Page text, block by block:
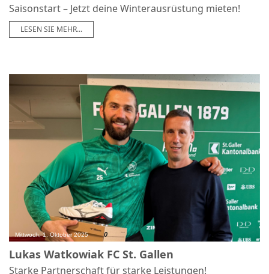
Saisonstart – Jetzt deine Winterausrüstung mieten!
LESEN SIE MEHR...
Mittwoch, 1. Oktober 2025 0
Lukas Watkowiak FC St. Gallen
Starke Partnerschaft für starke Leistungen!